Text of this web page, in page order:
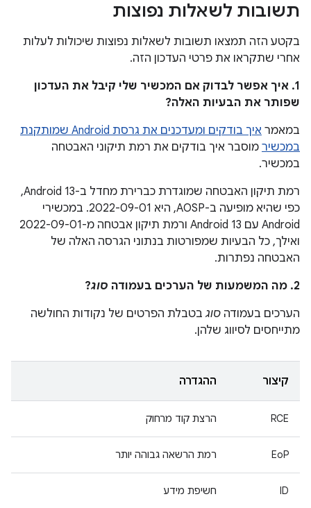
תשובות לשאלות נפוצות
בקטע הזה תמצאו תשובות לשאלות נפוצות שיכולות לעלות
אחרי שתקראו את פרטי העדכון הזה.
1. איך אפשר לבדוק אם המכשיר שלי קיבל את העדכון
שפותר את הבעיות האלה?
במאמר
איך בודקים ומעדכנים את גרסת Android שמותקנת
במכשיר מוסבר איך בודקים את רמת תיקוני האבטחה
במכשיר.
רמת תיקון האבטחה שמוגדרת כברירת מחדל ב-Android 13,
כפי שהיא מופיעה ב-AOSP, היא 2022-09-01. במכשירי
Android עם Android 13 ורמת תיקון אבטחה מ-2022-09-01
ואילך, כל הבעיות שמפורטות בנתוני הגרסה האלה של
האבטחה נפתרות.
2. מה המשמעות של הערכים בעמודה
סוג?
הערכים בעמודה סוג בטבלת הפרטים של נקודות החולשה
מתייחסים לסיווג שלהן.
קיצור ההגדרה
RCE הרצת קוד מרחוק
EoP רמת הרשאה גבוהה יותר
ID חשיפת מידע